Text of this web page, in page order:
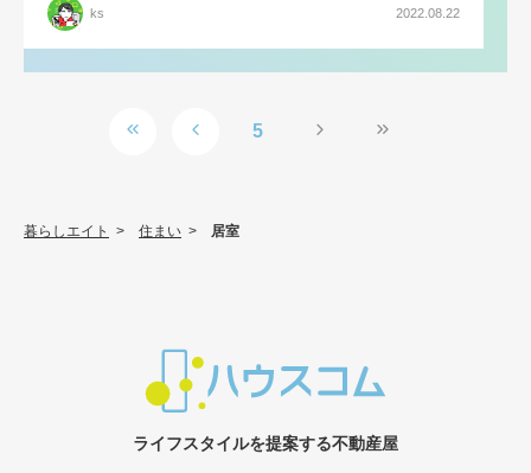
ks 2022.08.22
5
暮らしエイト > 住まい > 居室
ライフスタイルを提案する不動産屋